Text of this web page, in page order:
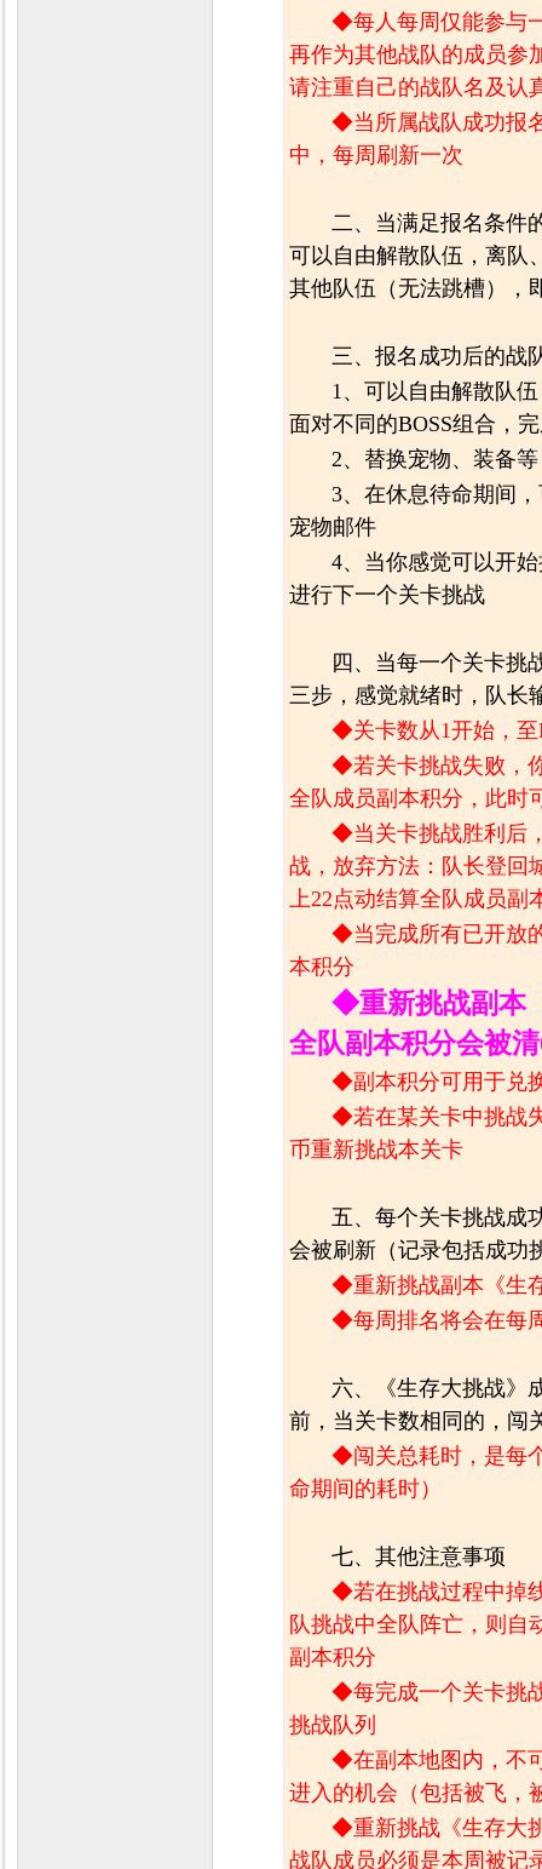
◆每人每周仅能参与
再作为其他战队的成员参
请注重自己的战队名及认
◆当所属战队成功报
中，每周刷新一次
二、当满足报名条件
可以自由解散队伍，离队
其他队伍（无法跳槽），
三、报名成功后的战
1、可以自由解散队
面对不同的BOSS组合，
2、替换宠物、装备等
3、在休息待命期间
宠物邮件
4、当你感觉可以开
进行下一个关卡挑战
四、当每一个关卡挑
三步，感觉就绪时，队长
◆关卡数从1开始，至
◆若关卡挑战失败，
全队成员副本积分，此时
◆当关卡挑战胜利后
战，放弃方法：队长登回
上22点动结算全队成员副
◆当完成所有已开放
本积分
◆重新挑战副本
全队副本积分会被
◆副本积分可用于兑
◆若在某关卡中挑战
币重新挑战本关卡
五、每个关卡挑战成
会被刷新（记录包括成功
◆重新挑战副本《生
◆每周排名将会在每
六、《生存大挑战》
前，当关卡数相同的，闯
◆闯关总耗时，是每
命期间的耗时）
七、其他注意事项
◆若在挑战过程中掉
队挑战中全队阵亡，则自
副本积分
◆每完成一个关卡挑
挑战队列
◆在副本地图内，不
进入的机会（包括被飞，
◆重新挑战《生存大
战队成员必须是本周被记